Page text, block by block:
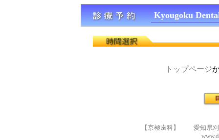
Kyougoku
トップページ
【京極歯科】 愛知県